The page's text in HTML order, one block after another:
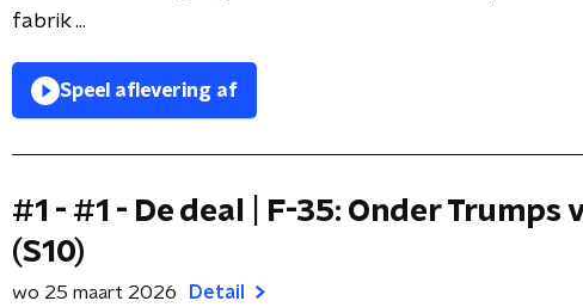
fabrik ...
Speel aflevering af
#1 - #1 - De deal | F-35: Onder Trumps
(S10)
wo 25 maart 2026 Detail